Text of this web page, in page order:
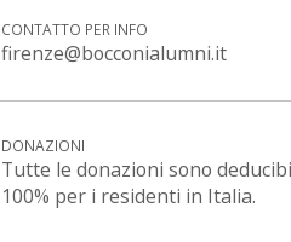
CONTATTO PER INFO
firenze@bocconialumni.it
DONAZIONI
Tutte le donazioni sono
100% per i residenti in Italia.